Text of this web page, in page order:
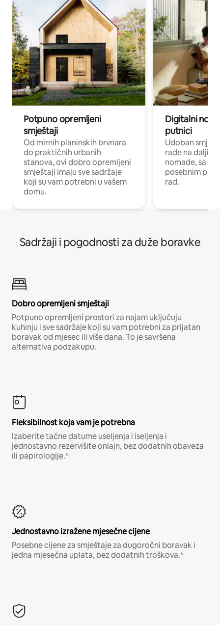
Potpuno opremljeni
smještaji
Od mirnih planinskih brvnara
do praktičnih urbanih
stanova, ovi dobro opremljeni
smještaji imaju sve sadržaje
koji su vam potrebni u vašem
domu.
Digitalni
putnici
Udoban
rade na
nomade, sa
posebnim
rad.
Sadržaji i pogodnosti za duže boravke
Dobro opremljeni smještaji
Potpuno opremljeni prostori za najam uključuju
kuhinju i sve sadržaje koji su vam potrebni za prijatan
boravak od mjesec ili više dana. To je savršena
alternativa podzakupu.
Fleksibilnost koja vam je potrebna
Izaberite tačne datume useljenja i iseljenja i
jednostavno rezervišite onlajn, bez dodatnih obaveza
ili papirologije.*
Jednostavno izražene mjesečne cijene
Posebne cijene za smještaje za dugoročni boravak i
jedna mjesečna uplata, bez dodatnih troškova.*